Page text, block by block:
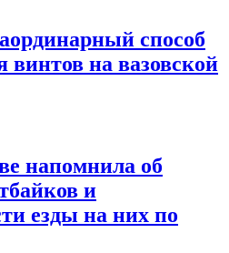
способ
винтов на вазовской
напомнила об
и
езды на них по